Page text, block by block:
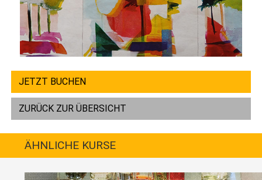
ÄHNLICHE KURSE
JETZT BUCHEN
ZURÜCK ZUR ÜBERSICHT